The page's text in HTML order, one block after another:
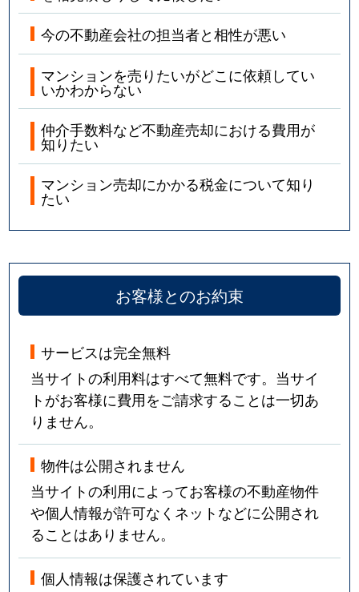
今の不動産会社の担当者と相性が悪い
マンションを売りたいがどこに依頼してい
いかわからない
仲介手数料など不動産売却における費用が
知りたい
マンション売却にかかる税金について知り
たい
お客様とのお約束
サービスは完全無料
当サイトの利用料はすべて無料です。当サイ
トがお客様に費用をご請求することは一切あ
りません。
物件は公開されません
当サイトの利用によってお客様の不動産物件
や個人情報が許可なくネットなどに公開され
ることはありません。
個人情報は保護されています